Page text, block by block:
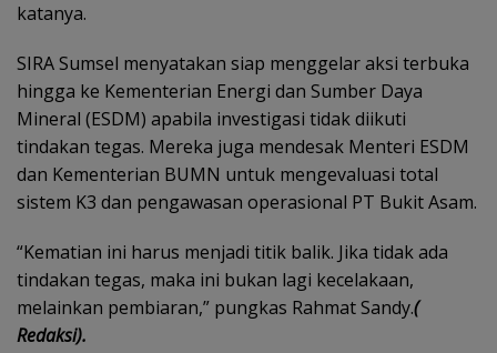
katanya.
SIRA Sumsel menyatakan siap menggelar aksi terbuka
hingga ke Kementerian Energi dan Sumber Daya
Mineral (ESDM) apabila investigasi tidak diikuti
tindakan tegas. Mereka juga mendesak Menteri ESDM
dan Kementerian BUMN untuk mengevaluasi total
sistem K3 dan pengawasan operasional PT Bukit Asam.
“Kematian ini harus menjadi titik balik. Jika tidak ada
tindakan tegas, maka ini bukan lagi kecelakaan,
melainkan pembiaran,” pungkas Rahmat Sandy.(
Redaksi).